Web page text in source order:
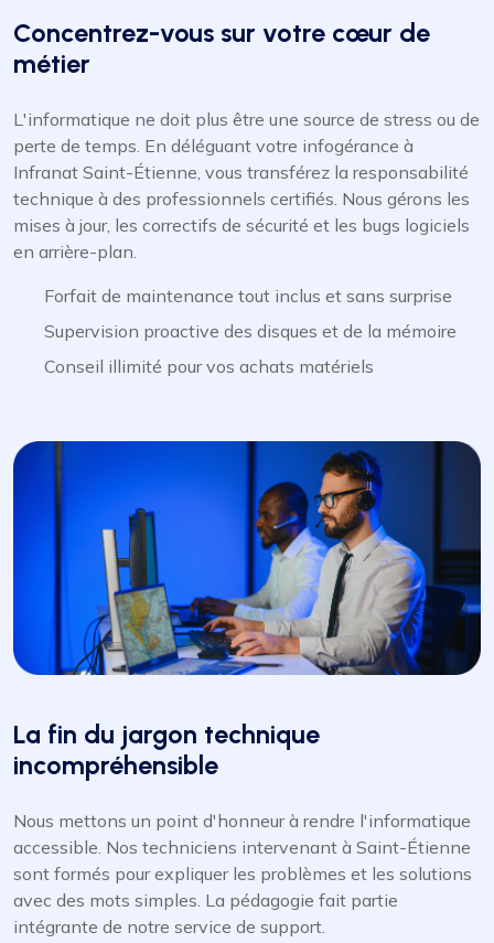
Concentrez-vous sur votre cœur de
métier
L'informatique ne doit plus être une source de stress ou de
perte de temps. En déléguant votre infogérance à
Infranat Saint-Étienne, vous transférez la responsabilité
technique à des professionnels certifiés. Nous gérons les
mises à jour, les correctifs de sécurité et les bugs logiciels
en arrière-plan.
Forfait de maintenance tout inclus et sans surprise
Supervision proactive des disques et de la mémoire
Conseil illimité pour vos achats matériels
La fin du jargon technique
incompréhensible
Nous mettons un point d'honneur à rendre l'informatique
accessible. Nos techniciens intervenant à Saint-Étienne
sont formés pour expliquer les problèmes et les solutions
avec des mots simples. La pédagogie fait partie
intégrante de notre service de support.